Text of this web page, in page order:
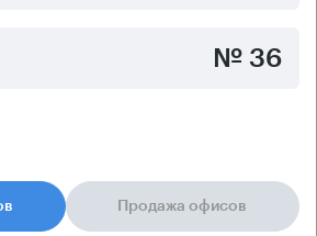
№ 36
Продажа офисов